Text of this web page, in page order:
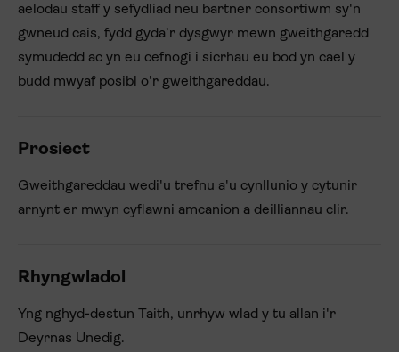
aelodau staff y sefydliad neu bartner consortiwm sy'n
gwneud cais, fydd gyda’r dysgwyr mewn gweithgaredd
symudedd ac yn eu cefnogi i sicrhau eu bod yn cael y
budd mwyaf posibl o'r gweithgareddau.
Prosiect
Gweithgareddau wedi'u trefnu a'u cynllunio y cytunir
arnynt er mwyn cyflawni amcanion a deilliannau clir.
Rhyngwladol
Yng nghyd-destun Taith, unrhyw wlad y tu allan i'r
Deyrnas Unedig.